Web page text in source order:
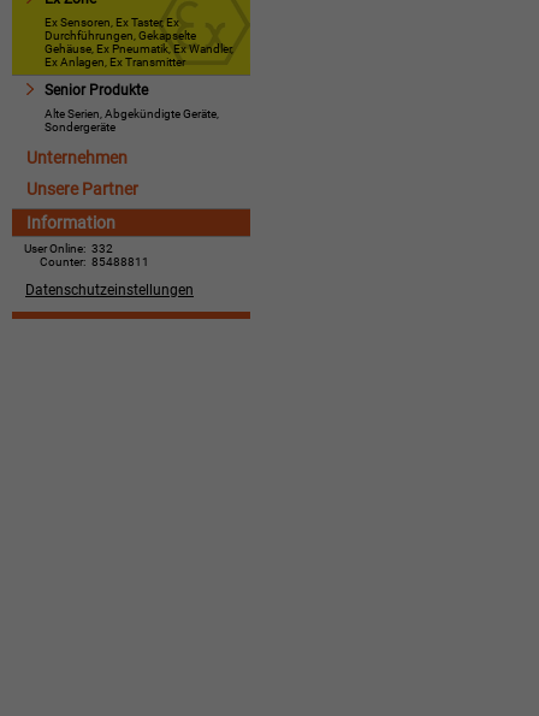
Ex Sensoren, Ex Taster, Ex
Durchführungen, Gekapselte
Gehäuse, Ex Pneumatik, Ex Wandler,
Ex Anlagen, Ex Transmitter
Senior Produkte
Alte Serien, Abgekündigte Geräte,
Sondergeräte
Unternehmen
Unsere Partner
Information
User Online: 332
Counter: 85488811
Datenschutzeinstellungen